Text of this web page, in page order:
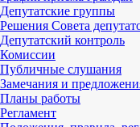
Депутатские группы
Решения Совета
Депутатский контроль
Комиссии
Публичные слушания
Замечания и
Планы работы
Регламент